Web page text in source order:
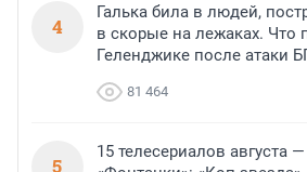
4
Галька била в людей,
в скорые на лежаках. Что
Геленджике после атаки
81 464
5
15 телесериалов августа